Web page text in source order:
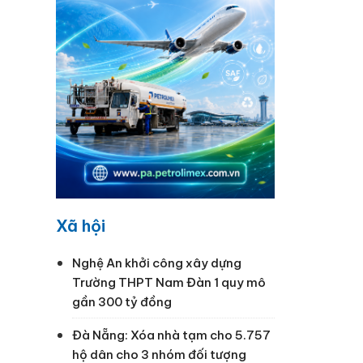
Xã hội
Nghệ An khởi công xây dựng
Trường THPT Nam Đàn 1 quy mô
gần 300 tỷ đồng
Đà Nẵng: Xóa nhà tạm cho 5.757
hộ dân cho 3 nhóm đối tượng